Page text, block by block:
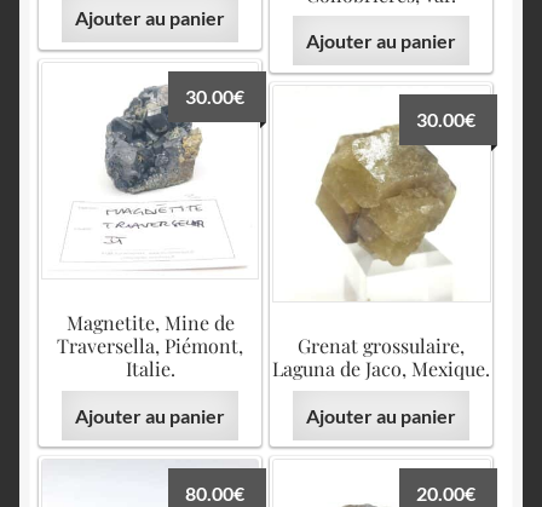
Ajouter au panier
Ajouter au panier
Magnetite, Mine de
Traversella, Piémont,
Italie.
30.00€
Ajouter au panier
Grenat grossulaire,
Laguna de Jaco, Mexique.
30.00€
Ajouter au panier
80.00€ 20.00€